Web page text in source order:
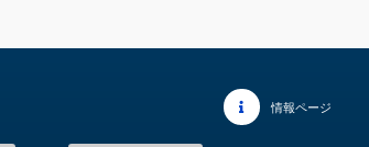
情報ページ